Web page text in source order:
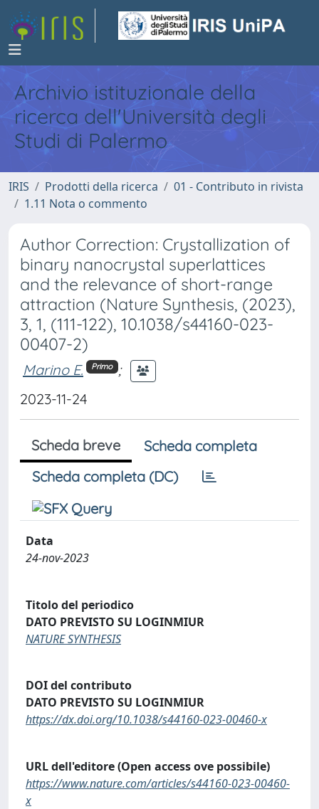
Archivio istituzionale della
ricerca dell'Università degli
Studi di Palermo
IRIS Prodotti della ricerca
01 - Contributo in rivista
1.11 Nota o commento
Author Correction: Crystallization of
binary nanocrystal superlattices
and the relevance of short-range
attraction (Nature Synthesis, (2023),
3, 1, (111-122), 10.1038/s44160-023-
00407-2)
Marino E. Primo ;
2023-11-24
Scheda breve
Scheda completa
Scheda completa (DC)
Data
24-nov-2023
Titolo del periodico
DATO PREVISTO SU LOGINMIUR
NATURE SYNTHESIS
DOI del contributo
DATO PREVISTO SU LOGINMIUR
https://dx.doi.org/10.1038/s44160-023-00460-x
URL dell'editore (Open access ove possibile)
https://www.nature.com/articles/s44160-023-00460-
x